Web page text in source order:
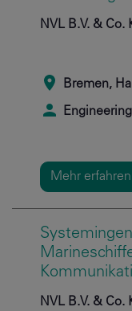
NVL B.V. & Co.
Bremen,
Engineering
Mehr erfahren
NVL B.V. & Co.